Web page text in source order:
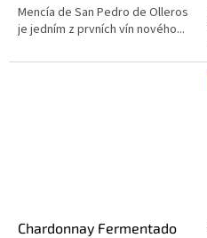
Mencía de San Pedro de Olleros
je jedním z prvních vín nového...
Chardonnay Fermentado